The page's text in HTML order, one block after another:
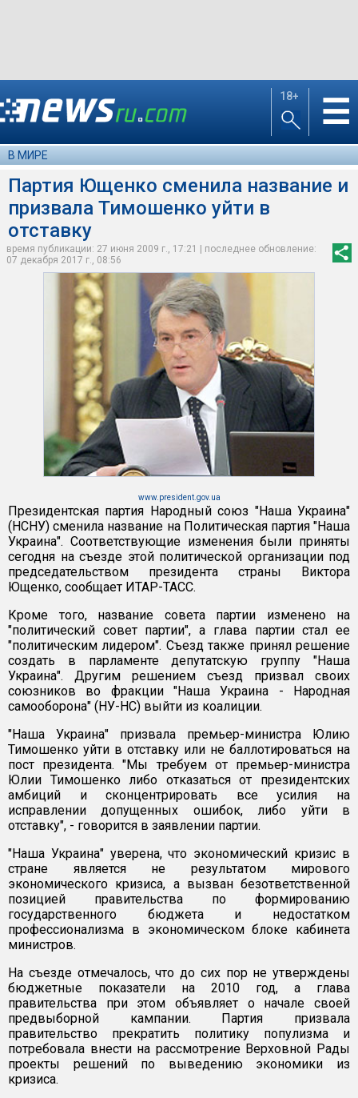
18+ ☰
В МИРЕ
Партия Ющенко сменила название и
призвала Тимошенко уйти в
отставку
время публикации: 27 июня 2009 г., 17:21 | последнее обновление:
07 декабря 2017 г., 08:56
www.president.gov.ua
Президентская партия Народный союз "Наша Украина"
(НСНУ) сменила название на Политическая партия "Наша
Украина". Соответствующие изменения были приняты
сегодня на съезде этой политической организации под
председательством президента страны Виктора
Ющенко, сообщает ИТАР-ТАСС.
Кроме того, название совета партии изменено на
"политический совет партии", а глава партии стал ее
"политическим лидером". Съезд также принял решение
создать в парламенте депутатскую группу "Наша
Украина". Другим решением съезд призвал своих
союзников во фракции "Наша Украина - Народная
самооборона" (НУ-НС) выйти из коалиции.
"Наша Украина" призвала премьер-министра Юлию
Тимошенко уйти в отставку или не баллотироваться на
пост президента. "Мы требуем от премьер-министра
Юлии Тимошенко либо отказаться от президентских
амбиций и сконцентрировать все усилия на
исправлении допущенных ошибок, либо уйти в
отставку", - говорится в заявлении партии.
"Наша Украина" уверена, что экономический кризис в
стране является не результатом мирового
экономического кризиса, а вызван безответственной
позицией правительства по формированию
государственного бюджета и недостатком
профессионализма в экономическом блоке кабинета
министров.
На съезде отмечалось, что до сих пор не утверждены
бюджетные показатели на 2010 год, а глава
правительства при этом объявляет о начале своей
предвыборной кампании. Партия призвала
правительство прекратить политику популизма и
потребовала внести на рассмотрение Верховной Рады
проекты решений по выведению экономики из
кризиса.